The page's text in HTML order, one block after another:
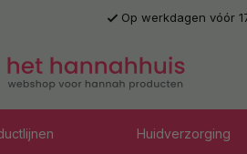
Op werkdagen vóór
Huidverzorging